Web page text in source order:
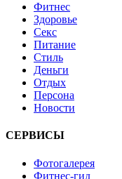
Фитнес
Здоровье
Секс
Питание
Стиль
Деньги
Отдых
Персона
Новости
СЕРВИСЫ
Фотогалерея
Фитнес-гид